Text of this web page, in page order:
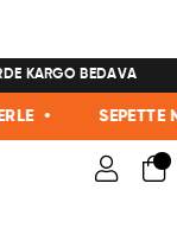
KARGO BEDAVA
• SEPETTE